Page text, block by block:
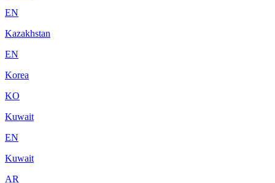
EN
Kazakhstan
EN
Korea
KO
Kuwait
EN
Kuwait
AR